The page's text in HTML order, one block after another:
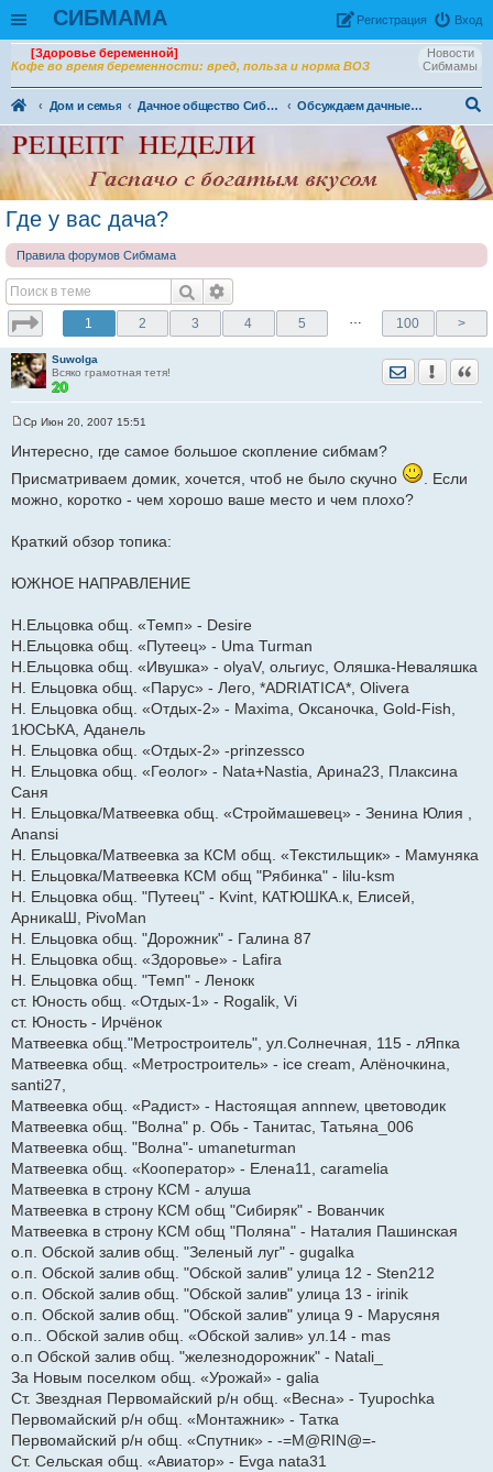
СИБМАМА Вход
Рeгиcтpaция
Новости
Сибмамы
[Здоровье беременной]
Кофе во время беременности: вред, польза и норма ВОЗ
Дом и семья Дачное общество Сибмама. Огородно - садовая жизнь
Обсуждаем дачные места - садовые общества
ск
Где у вас дача?
Правила форумов Сибмама
1 2 3 4 5 … 100 >
Suwolga
Всяко грамотная тетя!
Отправить
о
щ
е
е
Ср Июн 20, 2007 15:51
Интересно, где самое большое скопление сибмам?
Присматриваем домик, хочется, чтоб не было скучно
. Если
можно, коротко - чем хорошо ваше место и чем плохо?
Краткий обзор топика:
ЮЖНОЕ НАПРАВЛЕНИЕ
Н.Ельцовка общ. «Темп» - Desire
Н.Ельцовка общ. «Путеец» - Uma Turman
Н.Ельцовка общ. «Ивушка» - olyaV, ольгиус, Оляшка-Неваляшка
Н. Ельцовка общ. «Парус» - Лего, *ADRIATICA*, Olivera
Н. Ельцовка общ. «Отдых-2» - Maxima, Оксаночка, Gold-Fish,
1ЮСЬКА, Aданель
Н. Ельцовка общ. «Отдых-2» -prinzessco
Н. Ельцовка общ. «Геолог» - Nata+Nastia, Арина23, Плаксина
Саня
Н. Ельцовка/Матвеевка общ. «Строймашевец» - Зенина Юлия ,
Anansi
Н. Ельцовка/Матвеевка за КСМ общ. «Текстильщик» - Мамуняка
Н. Ельцовка/Матвеевка КСМ общ "Рябинка" - lilu-ksm
Н. Ельцовка общ. "Путеец" - Kvint, КАТЮШКА.к, Елисей,
АрникаШ, PivoMan
Н. Ельцовка общ. "Дорожник" - Галина 87
Н. Ельцовка общ. «Здоровье» - Lafira
Н. Ельцовка общ. "Темп" - Ленокк
ст. Юность общ. «Отдых-1» - Rogalik, Vi
ст. Юность - Ирчёнок
Матвеевка общ."Метростроитель", ул.Солнечная, 115 - лЯпка
Матвеевка общ. «Метростроитель» - ice cream, Алёночкина,
santi27,
Матвеевка общ. «Радист» - Настоящая annnew, цветоводик
Матвеевка общ. "Волна" р. Обь - Танитас, Татьяна_006
Матвеевка общ. "Волна"- umaneturman
Матвеевка общ. «Кооператор» - Елена11, caramelia
Матвеевка в строну КСМ - алуша
Матвеевка в строну КСМ общ "Сибиряк" - Вованчик
Матвеевка в строну КСМ общ "Поляна" - Наталия Пашинская
о.п. Обской залив общ. "Зеленый луг" - gugalka
о.п. Обской залив общ. "Обской залив" улица 12 - Sten212
о.п. Обской залив общ. "Обской залив" улица 13 - irinik
о.п. Обской залив общ. "Обской залив" улица 9 - Марусяня
о.п.. Обской залив общ. «Обской залив» ул.14 - mas
о.п Обской залив общ. "железнодорожник" - Natali_
За Новым поселком общ. «Урожай» - galia
Ст. Звездная Первомайский р/н общ. «Весна» - Tyupochka
Первомайский р/н общ. «Монтажник» - Татка
Первомайский р/н общ. «Спутник» - -=M@RIN@=-
Ст. Сельская общ. «Авиатор» - Evga nata31